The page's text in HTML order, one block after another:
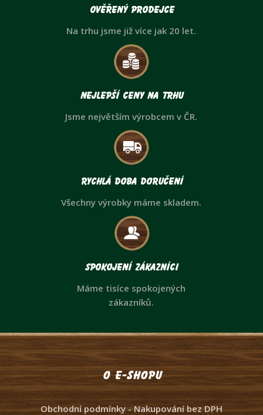
Ověřený prodejce
Na trhu jsme již více jak 20 let.
Nejlepší ceny na trhu
Jsme největším výrobcem v ČR.
Rychlá doba doručení
Všechny výrobky máme skladem.
Spokojení zákazníci
Máme tisíce spokojených
zákazníků.
O e-shopu
Obchodní podmínky - Nakupování bez DPH